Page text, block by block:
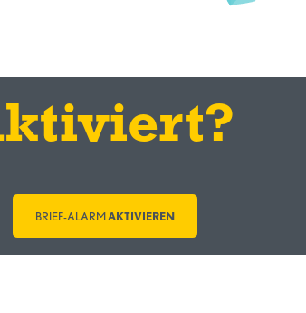
BRIEF-ALARMAKTIVIEREN